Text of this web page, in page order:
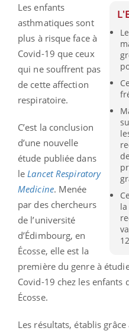
Les enfants
asthmatiques sont
plus à risque face à
Covid-19 que ceux
qui ne souffrent pas
de cette affection
respiratoire.
C’est la conclusion
d’une nouvelle
étude publiée dans
le Lancet Respiratory
Medicine. Menée
par des chercheurs
de l’université
d’Édimbourg, en
Écosse, elle est la
première du genre à
Covid-19 chez les enfants
Écosse.
Les résultats, établis